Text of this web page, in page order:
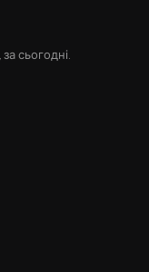
сьогодні.